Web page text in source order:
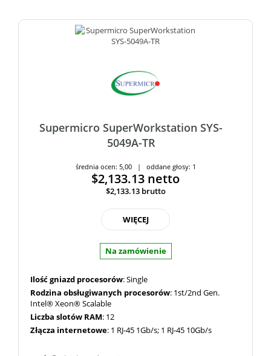
Supermicro SuperWorkstation SYS-
5049A-TR
średnia ocen: 5,00 | oddane głosy: 1
$2,133.13 netto
$2,133.13 brutto
WIĘCEJ
Na zamówienie
Ilość gniazd procesorów: Single
Rodzina obsługiwanych procesorów: 1st/2nd Gen.
Intel® Xeon® Scalable
Liczba slotów RAM: 12
Złącza internetowe: 1 RJ-45 1Gb/s; 1 RJ-45 10Gb/s